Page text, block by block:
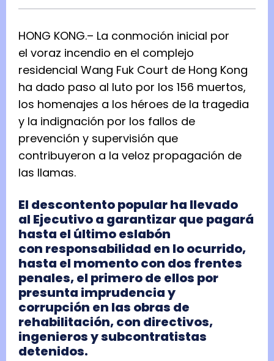
HONG KONG.– La conmoción inicial por
el voraz incendio en el complejo
residencial Wang Fuk Court de Hong Kong
ha dado paso al luto por los 156 muertos,
los homenajes a los héroes de la tragedia
y la indignación por los fallos de
prevención y supervisión que
contribuyeron a la veloz propagación de
las llamas.
El descontento popular ha llevado
al Ejecutivo a garantizar que pagará
hasta el último eslabón
con responsabilidad en lo ocurrido,
hasta el momento con dos frentes
penales, el primero de ellos por
presunta imprudencia y
corrupción en las obras de
rehabilitación, con directivos,
ingenieros y subcontratistas
detenidos.